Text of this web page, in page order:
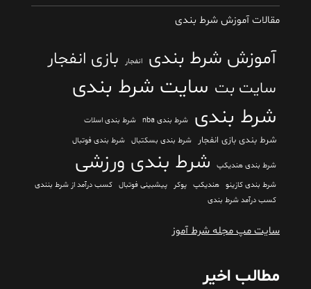
مقالات آموزش شرط بندی
آموزش شرط بندی انفجار بازی انفجار
سایت بت سایت شرط بندی
شرط بندی
شرط بندی nba شرط بندی اسلات
شرط بندی بازی انفجار شرط بندی بسکتبال شرط بندی فوتبال
شرط بندی هندیکپ شرط بندی ورزشی
شرط بندی کازینو هندیکپ پوکر پیشبینی فوتبال کسب درآمد از شرط بنندی
کسب درآمد شرط بندی
سایت مپ مجله شرط آموز
مطالب اخیر